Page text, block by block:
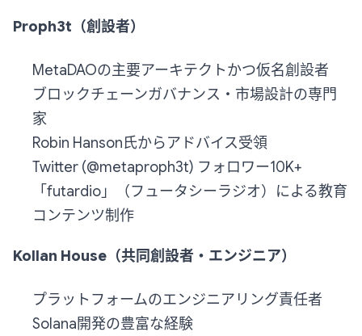
Proph3t（創設者）
MetaDAOの主要アーキテクトかつ仮名創設者
ブロックチェーンガバナンス・市場設計の専門
家
Robin Hanson氏からアドバイス受領
Twitter (@metaproph3t) フォロワー10K+
「futardio」（フュータシーラジオ）による教育
コンテンツ制作
Kollan House（共同創設者・エンジニア）
プラットフォームのエンジニアリング責任者
Solana開発の豊富な経験